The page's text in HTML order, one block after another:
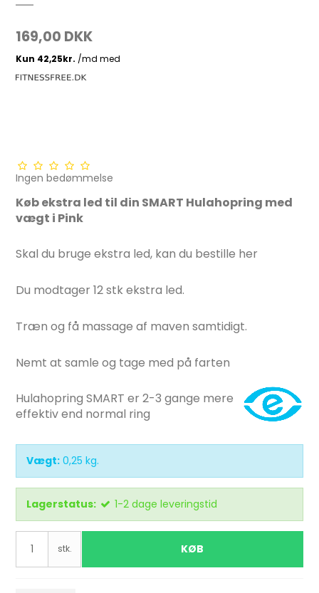
169,00 DKK
Ingen bedømmelse
Køb ekstra led til din SMART Hulahopring med
vægt i Pink
Skal du bruge ekstra led, kan du bestille her
Du modtager 12 stk ekstra led.
Træn og få massage af maven samtidigt.
Nemt at samle og tage med på farten
Hulahopring SMART er 2-3 gange mere
effektiv end normal ring
Vægt: 0,25 kg.
Lagerstatus: 1-2 dage leveringstid
stk. KØB